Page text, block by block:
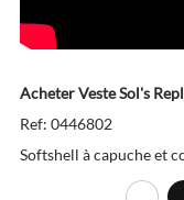
Acheter Veste Sol's
Ref: 0446802
Softshell à capuche et